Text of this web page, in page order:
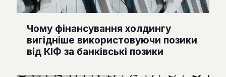
Чому фінансування холдингу
вигідніше використовуючи позики
від КІФ за банківські позики